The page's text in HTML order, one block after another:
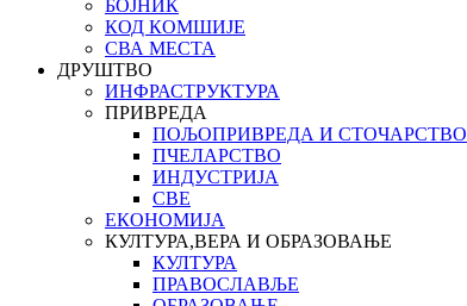
БОЈНИК
КОД КОМШИЈЕ
СВА МЕСТА
ДРУШТВО
ИНФРАСТРУКТУРА
ПРИВРЕДА
ПОЉОПРИВРЕДА И СТОЧАРСТВО
ПЧЕЛАРСТВО
ИНДУСТРИЈА
СВЕ
ЕКОНОМИЈА
КУЛТУРА,ВЕРА И ОБРАЗОВАЊЕ
КУЛТУРА
ПРАВОСЛАВЉЕ